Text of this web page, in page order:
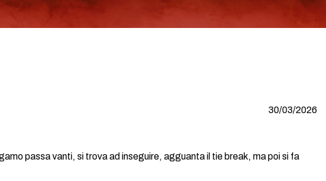
30/03/2026
passa vanti, si trova ad inseguire, agguanta il tie break, ma poi si fa